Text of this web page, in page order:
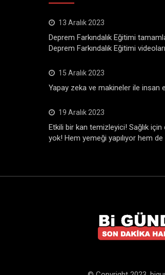
13 Aralık 2023
Deprem Farkındalık Eğitimi
Deprem Farkındalık Eğitimi
15 Aralık 2023
Yapay zeka ve makineler ile insan
19 Aralık 2023
Etkili bir kan temizleyici! Sağlık için
yok! Hem yemeği yapılıyor hem de